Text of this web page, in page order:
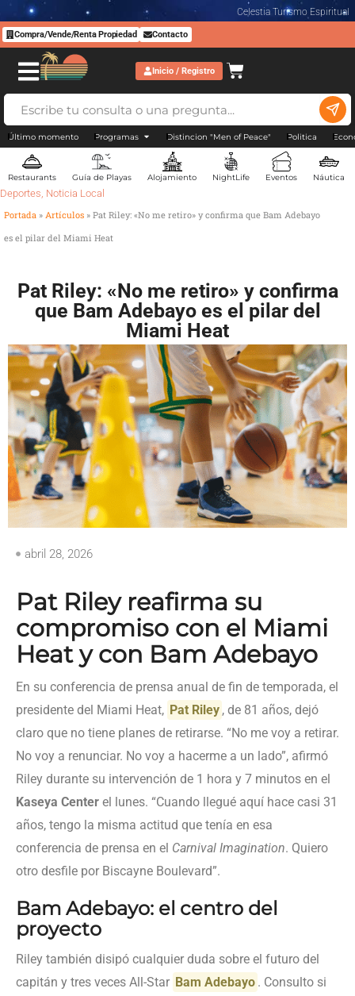
Celestia Turismo Espiritual
Compra/Vende/Renta Propiedad Contacto
Inicio / Registro
Último momento Programas Distincion "Men of Peace" Politica
Restaurants Guía de Playas Alojamiento NightLife Eventos Náutica
Deportes, Noticia Local
Portada » Artículos » Pat Riley: «No me retiro» y confirma que Bam Adebayo
es el pilar del Miami Heat
Pat Riley: «No me retiro» y confirma
que Bam Adebayo es el pilar del
Miami Heat
abril 28, 2026
Pat Riley reafirma su
compromiso con el Miami
Heat y con Bam Adebayo
En su conferencia de prensa anual de fin de temporada, el
presidente del Miami Heat, Pat Riley , de 81 años, dejó
claro que no tiene planes de retirarse. “No me voy a retirar.
No voy a renunciar. No voy a hacerme a un lado”, afirmó
Riley durante su intervención de 1 hora y 7 minutos en el
Kaseya Center el lunes. “Cuando llegué aquí hace casi 31
años, tengo la misma actitud que tenía en esa
conferencia de prensa en el Carnival Imagination. Quiero
otro desfile por Biscayne Boulevard”.
Bam Adebayo: el centro del
proyecto
Riley también disipó cualquier duda sobre el futuro del
capitán y tres veces All-Star Bam Adebayo . Consulto si